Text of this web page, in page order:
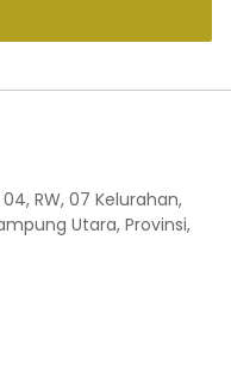
RW, 07 Kelurahan,
Utara, Provinsi,